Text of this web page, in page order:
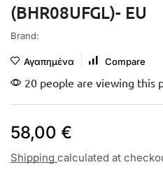
(BHR08UFGL)- EU
Brand:
Αγαπημένα Compare
20 people are viewing this
58,00 €
Shipping calculated at